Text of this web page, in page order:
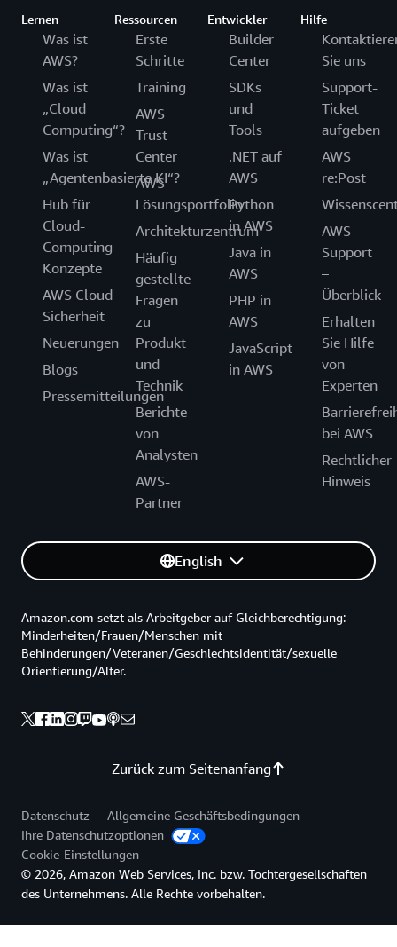
Lernen
Was ist
AWS?
Was ist
„Cloud
Computing“?
Was ist
„Agentenbasierte KI“?
Hub für
Cloud-
Computing-
Konzepte
AWS Cloud
Sicherheit
Neuerungen
Blogs
Pressemitteilungen
Ressourcen
Erste
Schritte
Training
AWS
Trust
Center
AWS-
Lösungsportfolio
Architekturzentrum
Häufig
gestellte
Fragen
zu
Produkt
und
Technik
Berichte
von
Analysten
AWS-
Partner
Entwickler
Builder
Center
SDKs
und
Tools
.NET auf
AWS
Python
in AWS
Java in
AWS
PHP in
AWS
JavaScript
in AWS
Hilfe
Sie uns
Support-
Ticket
aufgeben
AWS
re:Post
AWS
Support
–
Überblick
Erhalten
Sie Hilfe
von
Experten
bei AWS
Rechtlicher
Hinweis
English
Zurück zum Seitenanfang
Amazon.com setzt als Arbeitgeber auf Gleichberechtigung:
Minderheiten/Frauen/Menschen mit
Behinderungen/Veteranen/Geschlechtsidentität/sexuelle
Orientierung/Alter.
Datenschutz
Allgemeine Geschäftsbedingungen
Ihre Datenschutzoptionen
Cookie-Einstellungen
© 2026, Amazon Web Services, Inc. bzw. Tochtergesellschaften
des Unternehmens. Alle Rechte vorbehalten.